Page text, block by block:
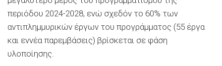
περιόδου 2024-2028, ενώ σχεδόν το 60% των
αντιπλημμυρικών έργων του προγράμματος (55 έργα
και εννέα παρεμβάσεις) βρίσκεται σε φάση
υλοποίησης.